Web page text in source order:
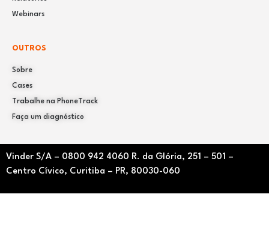
Webinars
OUTROS
Sobre
Cases
Trabalhe na PhoneTrack
Faça um diagnóstico
Vinder S/A – 0800 942 4060 R. da Glória, 251 – 501 –
Centro Cívico, Curitiba – PR, 80030-060